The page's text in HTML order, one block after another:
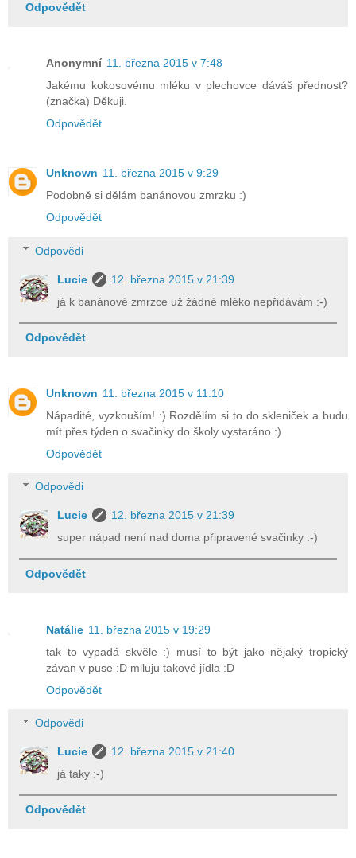
Odpovědět
Anonymní 11. března 2015 v 7:48
Jakému kokosovému mléku v plechovce dáváš přednost?
(značka) Děkuji.
Odpovědět
Unknown 11. března 2015 v 9:29
Podobně si dělám banánovou zmrzku :)
Odpovědět
Odpovědi
Lucie
12. března 2015 v 21:39
já k banánové zmrzce už žádné mléko nepřidávám :-)
Odpovědět
Unknown 11. března 2015 v 11:10
Nápadité, vyzkouším! :) Rozdělím si to do skleniček a budu
mít přes týden o svačinky do školy vystaráno :)
Odpovědět
Odpovědi
Lucie
12. března 2015 v 21:39
super nápad není nad doma připravené svačinky :-)
Odpovědět
Natálie 11. března 2015 v 19:29
tak to vypadá skvěle :) musí to být jako nějaký tropický
závan v puse :D miluju takové jídla :D
Odpovědět
Odpovědi
Lucie
12. března 2015 v 21:40
já taky :-)
Odpovědět